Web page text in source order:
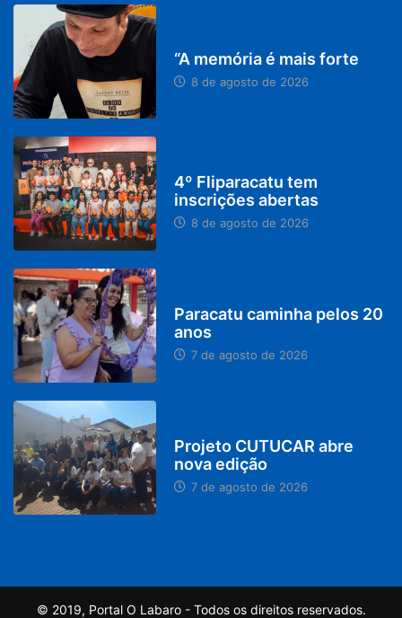
“A memória é mais forte
8 de agosto de 2026
4º Fliparacatu tem
inscrições abertas
8 de agosto de 2026
Paracatu caminha pelos 20
anos
7 de agosto de 2026
Projeto CUTUCAR abre
nova edição
7 de agosto de 2026
© 2019, Portal O Labaro - Todos os direitos reservados.